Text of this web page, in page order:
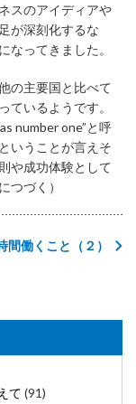
スのアイディアや
が深刻化するな
なってきました。
の主要国と比べて
ているようです。
number one”と呼
いうことが言えそ
や成功体験として
つづく）
間働くこと（２）
て (91)